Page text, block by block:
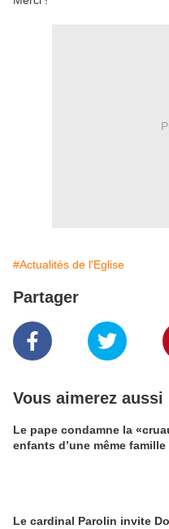
#Actualités de l'Eglise
Partager
Vous aimerez aussi
Le pape condamne la
enfants d’une même famille
Le cardinal Parolin invite